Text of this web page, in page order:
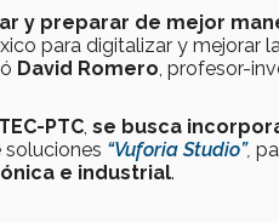
y preparar de mejor
para digitalizar y
David Romero , profesor-
TEC-PTC se busca
“Vuforia Studio”,
e industrial.